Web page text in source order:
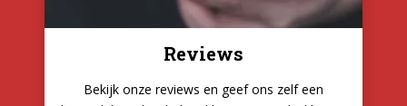
Reviews
Bekijk onze reviews en geef ons zelf een